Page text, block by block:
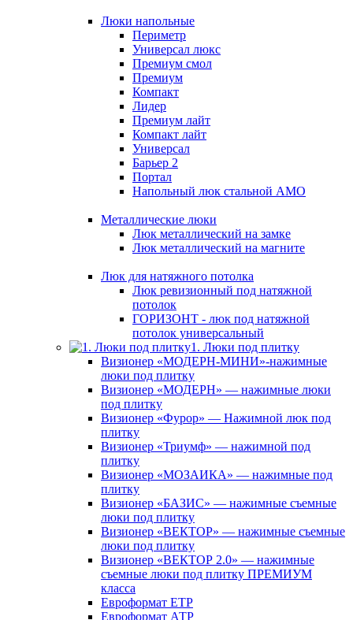
Люки напольные
Периметр
Универсал люкс
Премиум смол
Премиум
Компакт
Лидер
Премиум лайт
Компакт лайт
Универсал
Барьер 2
Портал
Напольный люк стальной АМО
Металлические люки
Люк металлический на замке
Люк металлический на магните
Люк для натяжного потолка
Люк ревизионный под натяжной
потолок
ГОРИЗОНТ - люк под натяжной
потолок универсальный
1. Люки под плитку
Визионер «МОДЕРН-МИНИ»-нажимные
люки под плитку
Визионер «МОДЕРН» — нажимные люки
под плитку
Визионер «Фурор» — Нажимной люк под
плитку
Визионер «Триумф» — нажимной под
плитку
Визионер «МОЗАИКА» — нажимные под
плитку
Визионер «БАЗИС» — нажимные съемные
люки под плитку
Визионер «ВЕКТОР» — нажимные съемные
люки под плитку
Визионер «ВЕКТОР 2.0» — нажимные
съемные люки под плитку ПРЕМИУМ
класса
Евроформат ЕТР
Евроформат АТР